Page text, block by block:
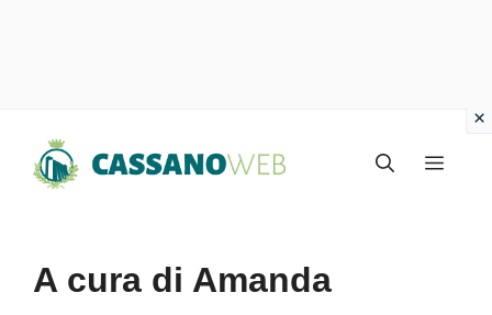
Menu
A cura di Amanda